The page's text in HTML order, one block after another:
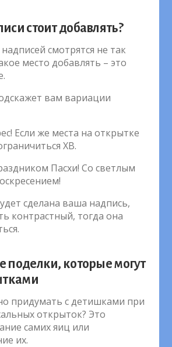
стоит добавлять?
смотрятся не так
место добавлять – это
вам вариации
Если же места на открытке
ХВ.
Пасхи! Со светлым
сделана ваша надпись,
контрастный, тогда она
поделки, которые могут
придумать с детишками при
открыток? Это
самих яиц или
их.